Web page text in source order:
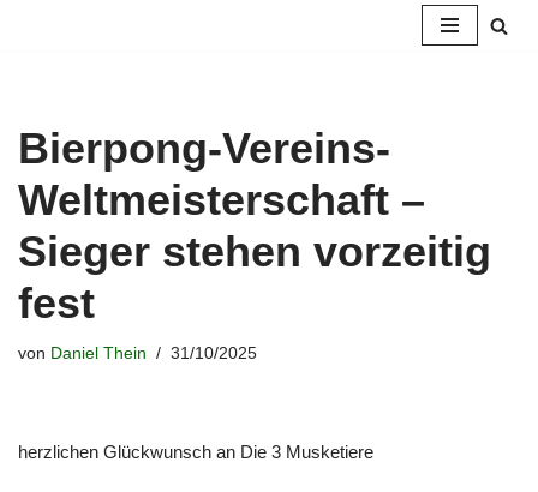
Bierpong-Vereins-
Weltmeisterschaft –
Sieger stehen vorzeitig
fest
von Daniel Thein 31/10/2025
herzlichen Glückwunsch an Die 3 Musketiere